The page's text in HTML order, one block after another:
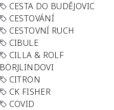
CESTA DO BUDĚJOVIC
CESTOVÁNÍ
CESTOVNÍ RUCH
CIBULE
CILLA & ROLF
BÖRJLINDOVI
CITRON
CK FISHER
COVID